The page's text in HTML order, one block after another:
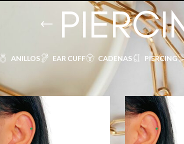
ANILLOS EAR CUFF CADENAS PIERCING